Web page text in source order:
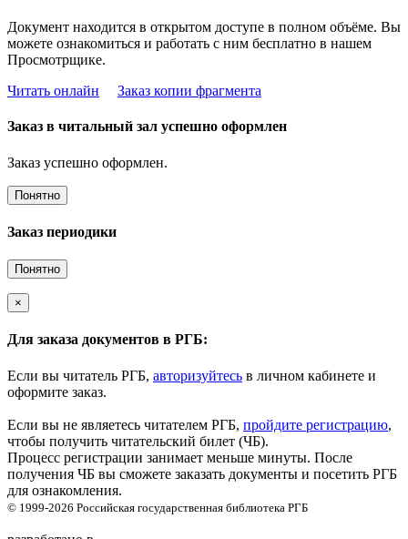
Документ находится в открытом доступе в полном объёме. Вы
можете ознакомиться и работать с ним бесплатно в нашем
Просмотрщике.
Читать онлайн
Заказ копии фрагмента
Заказ в читальный зал успешно оформлен
Заказ успешно оформлен.
Понятно
Заказ периодики
Понятно
×
Для заказа документов в РГБ:
Если вы читатель РГБ, авторизуйтесь в личном кабинете и
оформите заказ.
Если вы не являетесь читателем РГБ, пройдите регистрацию,
чтобы получить читательский билет (ЧБ).
Процесс регистрации занимает меньше минуты. После
получения ЧБ вы сможете заказать документы и посетить РГБ
для ознакомления.
© 1999-2026 Российская государственная библиотека РГБ